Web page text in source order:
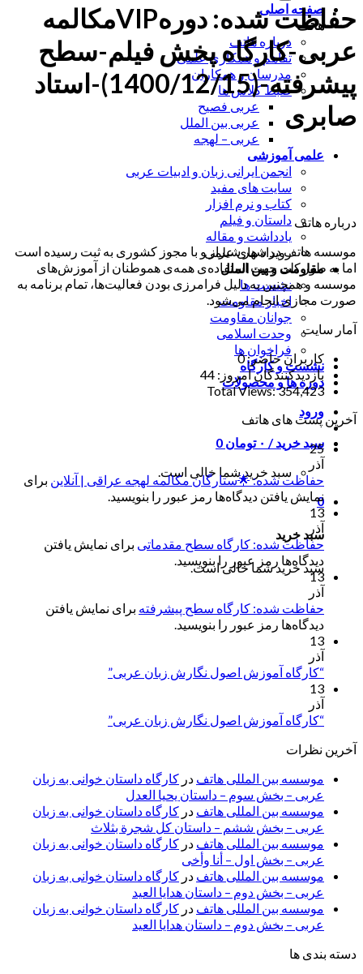
صفحه اصلی
هاتف
درباره هاتف
تفاهم و همکاری علمی
مدرسان و همکاران
ضبط کلاس ها
عربی فصیح
عربی بین الملل
عربی – لهجه
علمی آموزشی
انجمن ایرانی زبان و ادبیات عربی
سایت های مفید
کتاب و نرم افزار
داستان و فیلم
یادداشت و مقاله
رویداد های علمی
مقاومت و بین الملل
نشست ها
اخبار مقاومت
جوانان مقاومت
وحدت اسلامی
فراخوان ها
نشست و کارگاه
دوره ها و محصولات
ورود
سبد خرید / ۰ تومان 0
سبد خرید شما خالی است.
0
سبد خرید
سبد خرید شما خالی است.
حفاظت شده: دورهVIPمکالمه
عربی-کارگاه پخش فیلم-سطح
پیشرفته-(1400/12/15)-استاد
صابری
درباره هاتف
موسسه هاتف در شهر شیراز و با مجوز کشوری به ثبت رسیده است
اما به طور کلی جهت استفاده‌ی همه‌ی هموطنان از آموزش‌های
موسسه و همچنین به دلیل فرامرزی بودن فعالیت‌ها، تمام برنامه به
صورت مجازی انجام می‌شود.
آمار سایت
کاربران حاضر:0
بازدیدکنندگان امروز: 44
Total Views:354,423
آخرین پست های هاتف
25
آذر
حفاظت شده: 🌟ستارگان مکالمه لهجه عراقی | آنلاین برای
نمایش یافتن دیدگاه‌ها رمز عبور را بنویسید.
13
آذر
حفاظت شده: کارگاه سطح مقدماتی برای نمایش یافتن
دیدگاه‌ها رمز عبور را بنویسید.
13
آذر
حفاظت شده: کارگاه سطح پیشرفته برای نمایش یافتن
دیدگاه‌ها رمز عبور را بنویسید.
13
آذر
“کارگاه آموزش اصول نگارش زبان عربی”
13
آذر
“کارگاه آموزش اصول نگارش زبان عربی”
آخرین نظرات
موسسه بین المللی هاتف در کارگاه داستان خوانی به زبان
عربی – بخش سوم – داستان یحیا العدل
موسسه بین المللی هاتف در کارگاه داستان خوانی به زبان
عربی – بخش ششم – داستان کل شجرة بثلاث
موسسه بین المللی هاتف در کارگاه داستان خوانی به زبان
عربی – بخش اول – أنا وأخی
موسسه بین المللی هاتف در کارگاه داستان خوانی به زبان
عربی – بخش دوم – داستان هدایا العید
موسسه بین المللی هاتف در کارگاه داستان خوانی به زبان
عربی – بخش دوم – داستان هدایا العید
دسته بندی ها